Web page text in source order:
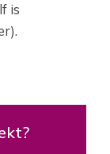
is